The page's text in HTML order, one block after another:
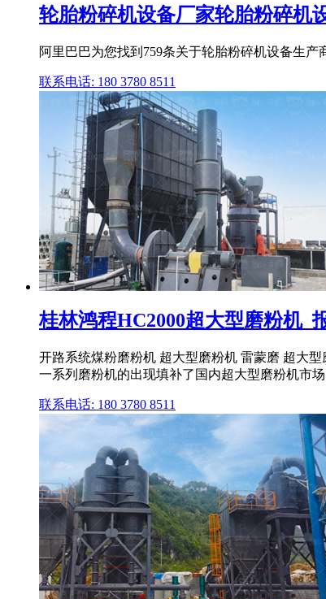
轮胎粉碎机设备厂家轮胎粉碎机
阿里巴巴为您找到759条关于轮胎粉碎机设备生
联系电话: 180 3780 8511
桂林鸿程HC2000超大型磨粉机_
开路系统煤粉磨粉机 超大型磨粉机 雷蒙磨 超大
一系列磨粉机的出现填补了国内超大型磨粉机市
联系电话: 180 3780 8511